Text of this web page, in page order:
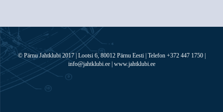
© Pärnu Jahtklubi 2017 | Lootsi 6, 80012 Pärnu Eesti | Telefon +372 447 1750 |
info@jahtklubi.ee | www.jahtklubi.ee